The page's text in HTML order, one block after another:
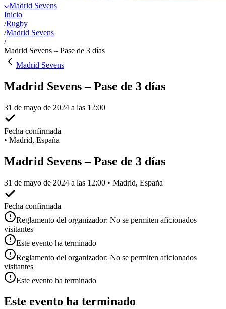
Madrid Sevens
Inicio
/Rugby
/Madrid Sevens
/
Madrid Sevens – Pase de 3 días
Madrid Sevens
Madrid Sevens – Pase de 3 días
31 de mayo de 2024 a las 12:00
Fecha confirmada
• Madrid, España
Madrid Sevens – Pase de 3 días
31 de mayo de 2024 a las 12:00 • Madrid, España
Fecha confirmada
Reglamento del organizador: No se permiten aficionados
visitantes
Este evento ha terminado
Reglamento del organizador: No se permiten aficionados
visitantes
Este evento ha terminado
Este evento ha terminado